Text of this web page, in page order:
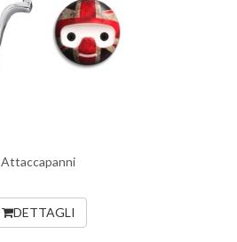
Attaccapanni
DETTAGLI